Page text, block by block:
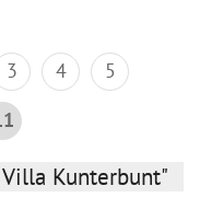
3 4
5
Kunterbunt"